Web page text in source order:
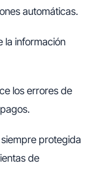
automáticas.
la información
los errores de
protegida
de